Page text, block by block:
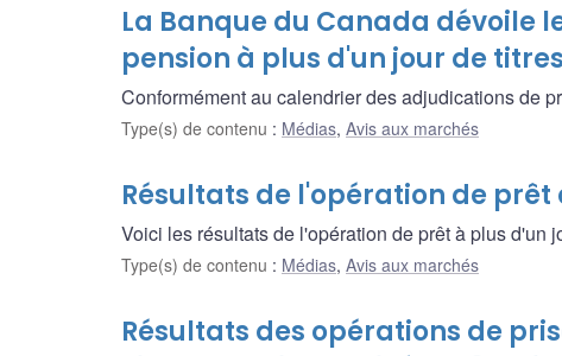
La Banque du Canada dévoile
pension à plus d'un jour de
Conformément au calendrier des adjudications de
Type(s) de contenu : Médias, Avis aux marchés
Résultats de l'opération de prêt
Voici les résultats de l'opération de prêt à plus d'un
Type(s) de contenu : Médias, Avis aux marchés
Résultats des opérations de